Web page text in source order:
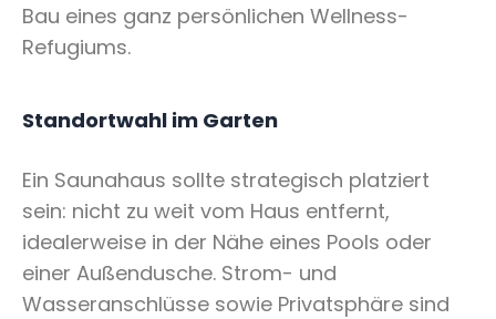
Bau eines ganz persönlichen Wellness-
Refugiums.
Standortwahl im Garten
Ein Saunahaus sollte strategisch platziert
sein: nicht zu weit vom Haus entfernt,
idealerweise in der Nähe eines Pools oder
einer Außendusche. Strom- und
Wasseranschlüsse sowie Privatsphäre sind